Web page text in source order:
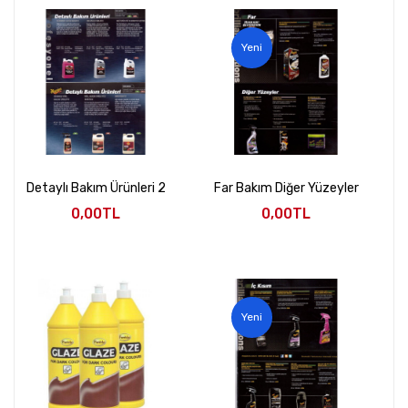
Detaylı Bakım Ürünleri 2
0,00TL
Yeni
Far Bakım Diğer Yüzeyler
0,00TL
Yeni